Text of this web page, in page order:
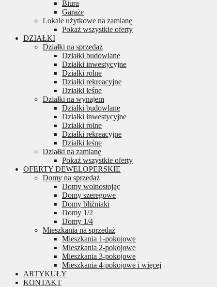
Biura
Garaże
Lokale użytkowe na zamianę
Pokaż wszystkie oferty
DZIAŁKI
Działki na sprzedaż
Działki budowlane
Działki inwestycyjne
Działki rolne
Działki rekreacyjne
Działki leśne
Działki na wynajem
Działki budowlane
Działki inwestycyjne
Działki rolne
Działki rekreacyjne
Działki leśne
Działki na zamianę
Pokaż wszystkie oferty
OFERTY DEWELOPERSKIE
Domy na sprzedaż
Domy wolnostojąc
Domy szeregowe
Domy bliźniaki
Domy 1/2
Domy 1/4
Mieszkania na sprzedaż
Mieszkania 1-pokojowe
Mieszkania 2-pokojowe
Mieszkania 3-pokojowe
Mieszkania 4-pokojowe i więcej
ARTYKUŁY
KONTAKT